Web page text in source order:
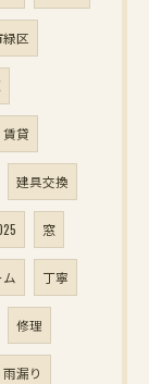
区
賃貸
建具交換
窓
ム 丁寧
修理
雨漏り